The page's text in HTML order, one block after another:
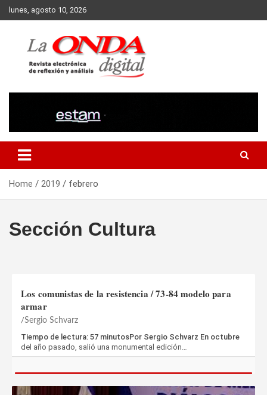
Skip
to
lunes, agosto 10, 2026
Home 2019 febrero
Los comunistas de la resistencia / 73-84 modelo para
armar
Sergio Schvarz
Tiempo de lectura: 57 minutosPor Sergio Schvarz En octubre
del año pasado, salió una monumental edición…